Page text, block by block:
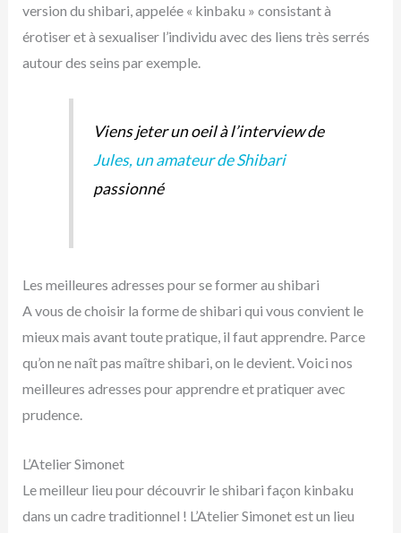
version du shibari, appelée « kinbaku » consistant à
érotiser et à sexualiser l’individu avec des liens très serrés
autour des seins par exemple.
Viens jeter un oeil à l’interview de
Jules, un amateur de Shibari
passionné
Les meilleures adresses pour se former au shibari
A vous de choisir la forme de shibari qui vous convient le
mieux mais avant toute pratique, il faut apprendre. Parce
qu’on ne naît pas maître shibari, on le devient. Voici nos
meilleures adresses pour apprendre et pratiquer avec
prudence.
L’Atelier Simonet
Le meilleur lieu pour découvrir le shibari façon kinbaku
dans un cadre traditionnel ! L’Atelier Simonet est un lieu